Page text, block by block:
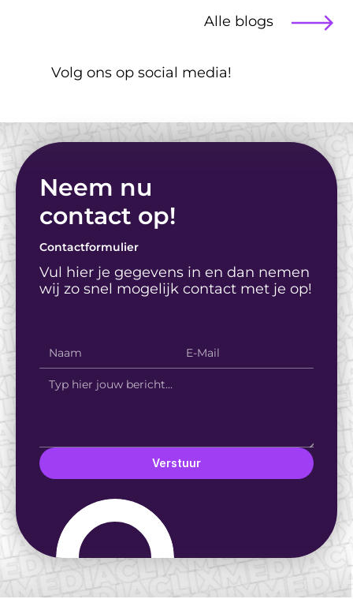
Stockfoto's: Wat werkt
voor jouw doelgroep?
Alle blogs
Volg ons op social media!
Neem nu
contact op!
Contactformulier
Vul hier je gegevens in en dan nemen
wij zo snel mogelijk contact met je op!
Verstuur